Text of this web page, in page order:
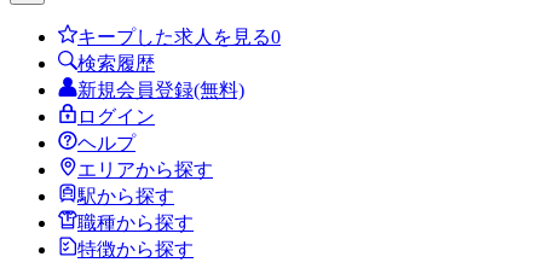
キープした求人を見る0
検索履歴
新規会員登録(無料)
ログイン
ヘルプ
エリアから探す
駅から探す
職種から探す
特徴から探す